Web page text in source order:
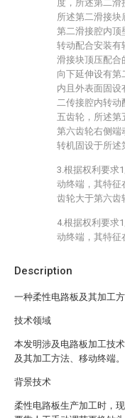
Description
一种柔性电路板及其加工
技术领域
本发明涉及电路板加工技
及其加工方法、移动终端。
背景技术
柔性电路板生产加工时，
度，所述第二滑
所述第二滑接块
第二滑接腔内顶
转动配合安装有
滑接块顶压配合
向下延伸设有第
内且外表面固设
二传接腔内转动
五齿轮，所述第
第六齿轮右侧端
转机固设于所述
3.根据权利要求
动终端，其特征
齿轮大于第六齿
4.根据权利要求
动终端，其特征